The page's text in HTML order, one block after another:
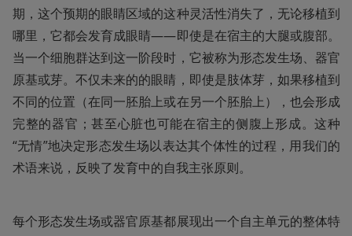
期，这个预期的眼睛区域的这种灵活性消失了，无论移植到
哪里，它都会发育成眼睛——即使是在宿主的大腿或腹部。
当一个细胞群达到这一阶段时，它被称为形态发生场、器官
原基或芽。不仅未来的的眼睛，即使是肢体芽，如果移植到
不同的位置（在同一胚胎上或在另一个胚胎上），也会形成
完整的器官；甚至心脏也可能在宿主的侧腹上形成。这种
“无情”地决定形态发生场以表达其个体性的过程，用我们的
术语来说，反映了发育中的自我主张原则。
每个形态发生场或器官原基都展现出一个自主单元的整体特